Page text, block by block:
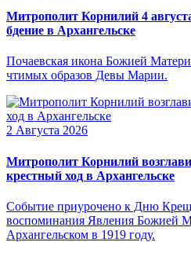
Митрополит Корнилий 4
бдение в Архангельске
Почаевская икона Божией
чтимых образов Девы Марии.
2 Августа 2026
Митрополит Корнилий
крестный ход в Архангельске
Событие приурочено к Дню
воспоминания Явления Божией
Архангельском в 1919 году.